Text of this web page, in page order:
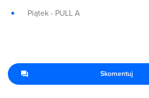
Piątek - PULL A
Skomentuj